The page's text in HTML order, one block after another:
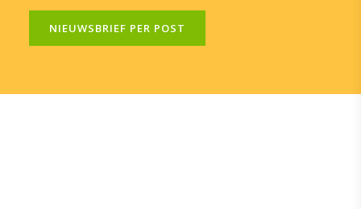
NIEUWSBRIEF PER POST